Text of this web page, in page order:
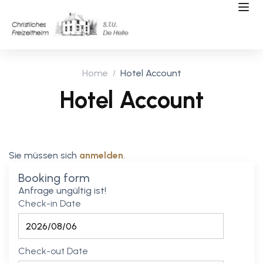
Home Hotel Account
Hotel Account
Sie müssen sich anmelden.
Booking form
Anfrage ungültig ist!
Check-in Date
Check-out Date